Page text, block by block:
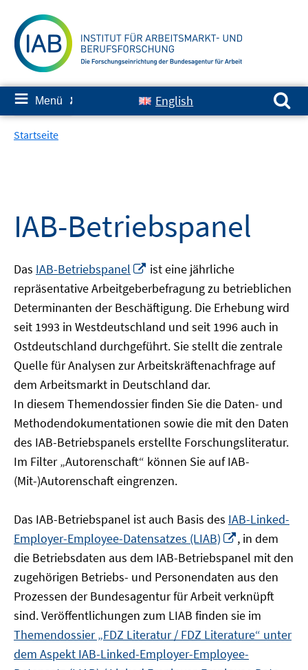
zum
Inhalt
≡ Menü ✘ English
Suchen nach:
Startseite
IAB-Betriebspanel
Das IAB-Betriebspanel
In
neuem
Fenster
öffnen
ist eine jährliche
repräsentative Arbeitgeberbefragung zu betrieblichen
Determinanten der Beschäftigung. Die Erhebung wird
seit 1993 in Westdeutschland und seit 1996 auch in
Ostdeutschland durchgeführt. Sie stellt die zentrale
Quelle für Analysen zur Arbeitskräftenachfrage auf
dem Arbeitsmarkt in Deutschland dar.
In diesem Themendossier finden Sie die Daten- und
Methodendokumentationen sowie die mit den Daten
des IAB-Betriebspanels erstellte Forschungsliteratur.
Im Filter „Autorenschaft“ können Sie auf IAB-
(Mit-)Autorenschaft eingrenzen.
Das IAB-Betriebspanel ist auch Basis des IAB-Linked-
Employer-Employee-Datensatzes (LIAB)
In
neuem
Fenster
öffnen
, in dem
die Betriebsdaten aus dem IAB-Betriebspanel mit den
zugehörigen Betriebs- und Personendaten aus den
Prozessen der Bundesagentur für Arbeit verknüpft
sind. Veröffentlichungen zum LIAB finden sie im
Themendossier „FDZ Literatur / FDZ Literature“ unter
dem Aspekt IAB-Linked-Employer-Employee-